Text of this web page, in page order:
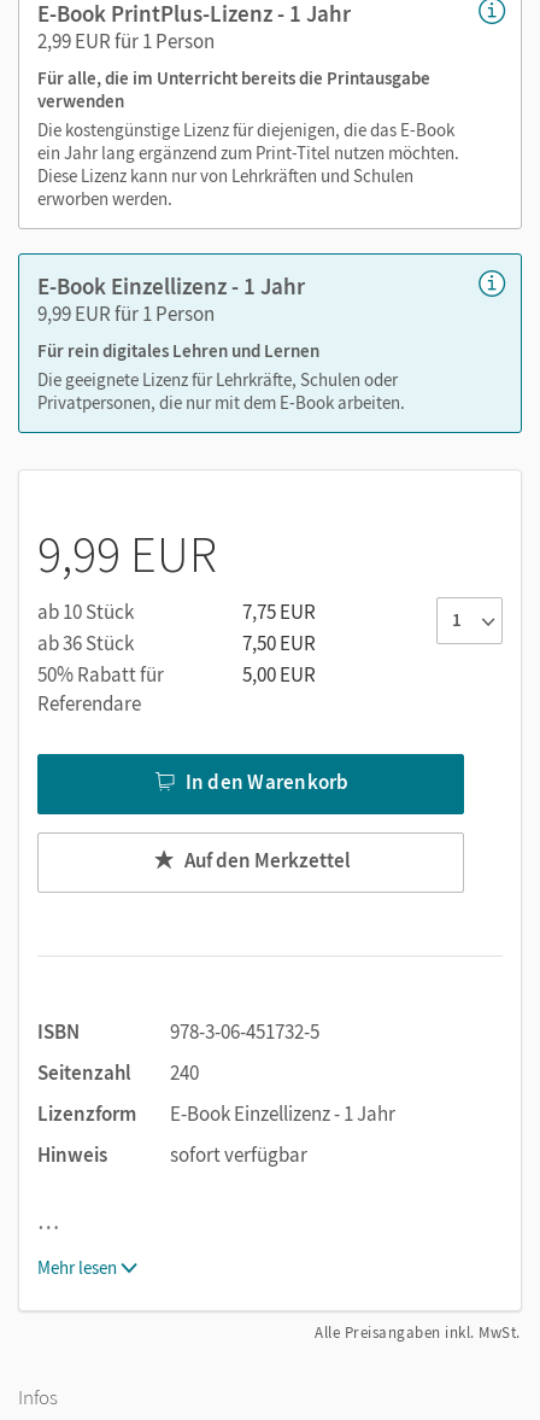
zoomen
Die Medien sind wichtige Bestandteile dieses E-Books. Sie
sind seitengenau platziert, damit Sie und Ihre Schüler/-innen
jederzeit unkompliziert darauf zugreifen können. So
gestalten Sie das Lehren und Lernen zeitsparend und
abwechslungsreich. Kein Medienwechsel! Kein
zeitaufwendiges Suchen!
Medien in diesem E-Book:
Audios
Videos
E-Book PrintPlus-Lizenz - 1 Jahr
2,99 EUR für 1 Person
Für alle, die im Unterricht bereits die Printausgabe
verwenden
Die kostengünstige Lizenz für diejenigen, die das E-Book
ein Jahr lang ergänzend zum Print-Titel nutzen möchten.
Diese Lizenz kann nur von Lehrkräften und Schulen
erworben werden.
E-Book Einzellizenz - 1 Jahr
9,99 EUR für 1 Person
Für rein digitales Lehren und Lernen
Die geeignete Lizenz für Lehrkräfte, Schulen oder
Privatpersonen, die nur mit dem E-Book arbeiten.
9,99 EUR
ab 10 Stück
7,75 EUR
ab 36 Stück
7,50 EUR
50% Rabatt für
Referendare
5,00 EUR
In den Warenkorb
Auf den Merkzettel
ISBN
978-3-06-451732-5
Seitenzahl
240
Lizenzform
E-Book Einzellizenz - 1 Jahr
Hinweis
sofort verfügbar
…
Mehr lesen
Alle Preisangaben inkl. MwSt.
Infos